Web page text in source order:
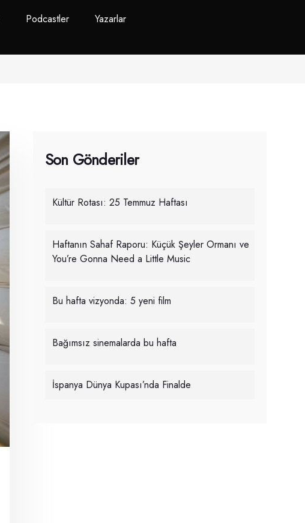
Podcastler Yazarlar
Son Gönderiler
Kültür Rotası: 25 Temmuz Haftası
Haftanın Sahaf Raporu: Küçük Şeyler Ormanı ve
You’re Gonna Need a Little Music
Bu hafta vizyonda: 5 yeni film
Bağımsız sinemalarda bu hafta
İspanya Dünya Kupası’nda Finalde